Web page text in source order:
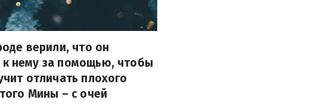
верили, что он
к нему за помощью, чтобы
отличать плохого
Мины – с очей